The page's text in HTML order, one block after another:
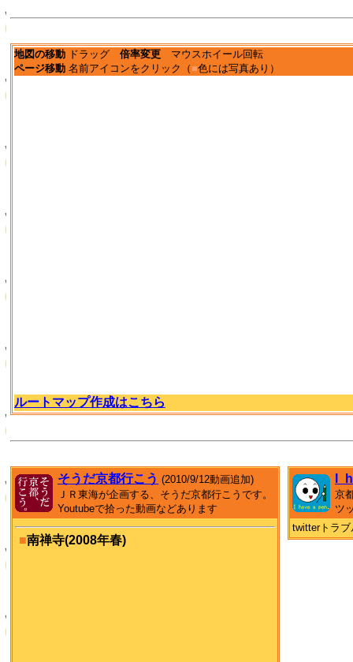
地図の移動 ドラッグ 倍率変更 マウスホイール回転
ページ移動 名前アイコンをクリック（ ■色には写真あり）
ルートマップ作成はこちら
そうだ京都行こう (2010/9/12動画追加)
ＪＲ東海が企画する、そうだ京都行こうです。
Youtubeで拾った動画などあります
■南禅寺(2008年春)
京
ツ
twitterトラ